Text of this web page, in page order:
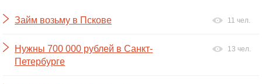
Займ возьму в Пскове 11 чел.
Нужны 700 000 рублей в Санкт-
Петербурге
13 чел.